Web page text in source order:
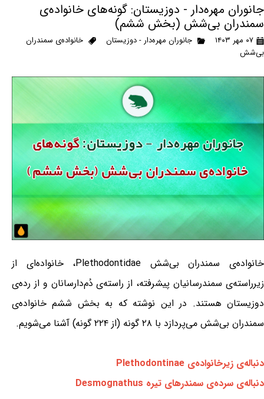
جانوران مهره‌دار - دوزیستان: گونه‌های خانواده‌ی
سمندران بی‌شش (بخش ششم)
۰۷ مهر ۱۴۰۳ جانوران مهره‌دار - دوزیستان
خانواده‌ی سمندران
بی‌شش
خانواده‌ی سمندران بی‌شش Plethodontidae، خانواده‌ای از
زیرراسته‌ی سمندرسانیان پیشرفته، از راسته‌ی دُم‌دارسانان و از رده‌ی
دوزیستان هستند. در این نوشته که به بخش ششم خانواده‌ی
سمندران بی‌شش می‌پردازد با ۲۸ گونه (از ۲۲۴ گونه) آشنا می‌شویم.
دنباله‌ی زیرخانواده‌ی Plethodontinae
دنباله‌ی سرده‌ی سمندرهای تیره Desmognathus